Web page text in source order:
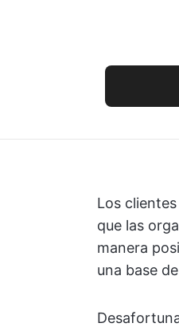
Los
que las
manera
una base